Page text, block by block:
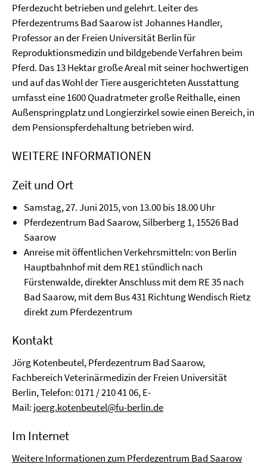
Pferdezucht betrieben und gelehrt. Leiter des
Pferdezentrums Bad Saarow ist Johannes Handler,
Professor an der Freien Universität Berlin für
Reproduktionsmedizin und bildgebende Verfahren beim
Pferd. Das 13 Hektar große Areal mit seiner hochwertigen
und auf das Wohl der Tiere ausgerichteten Ausstattung
umfasst eine 1600 Quadratmeter große Reithalle, einen
Außenspringplatz und Longierzirkel sowie einen Bereich, in
dem Pensionspferdehaltung betrieben wird.
WEITERE INFORMATIONEN
Zeit und Ort
Samstag, 27. Juni 2015, von 13.00 bis 18.00 Uhr
Pferdezentrum Bad Saarow, Silberberg 1, 15526 Bad
Saarow
Anreise mit öffentlichen Verkehrsmitteln: von Berlin
Hauptbahnhof mit dem RE1 stündlich nach
Fürstenwalde, direkter Anschluss mit dem RE 35 nach
Bad Saarow, mit dem Bus 431 Richtung Wendisch Rietz
direkt zum Pferdezentrum
Kontakt
Jörg Kotenbeutel, Pferdezentrum Bad Saarow,
Fachbereich Veterinärmedizin der Freien Universität
Berlin, Telefon: 0171 / 210 41 06, E-
Mail: joerg.kotenbeutel@fu-berlin.de
Im Internet
Weitere Informationen zum Pferdezentrum Bad Saarow